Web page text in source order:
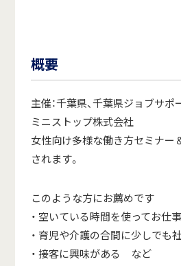
概要
主催：千葉県、千葉県ジョブサ
ミニストップ株式会社
女性向け多様な働き方セミナー
されます。
このような方にお薦めです
・ 空いている時間を使ってお仕
・ 育児や介護の合間に少しでも
・ 接客に興味がある など